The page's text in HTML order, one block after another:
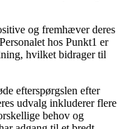
og fremhæver deres
hos Punkt1 er
hvilket bidrager til
efterspørgslen efter
udvalg inkluderer flere
behov og